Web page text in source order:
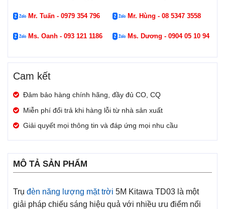
Mr. Tuấn - 0979 354 796 Mr. Hùng - 08 5347 3558
Ms. Oanh - 093 121 1186 Ms. Dương - 0904 05 10 94
Cam kết
Đảm bảo hàng chính hãng, đầy đủ CO, CQ
Miễn phí đổi trả khi hàng lỗi từ nhà sản xuất
Giải quyết mọi thông tin và đáp ứng mọi nhu cầu
MÔ TẢ SẢN PHẨM
Trụ đèn năng lượng mặt trời 5M Kitawa TD03 là một
giải pháp chiếu sáng hiệu quả với nhiều ưu điểm nổi